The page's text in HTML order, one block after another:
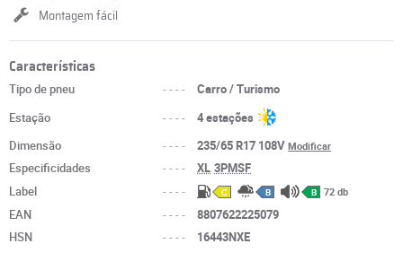
Montagem fácil
Características
Tipo de pneu ----
Carro / Turismo
Estação
----
4 estações
Dimensão
---- 235/65 R17 108VModificar
Especificidades ---- XL 3PMSF
Label
---- C B B 72 db
EAN ----
8807622225079
HSN
---- 16443NXE